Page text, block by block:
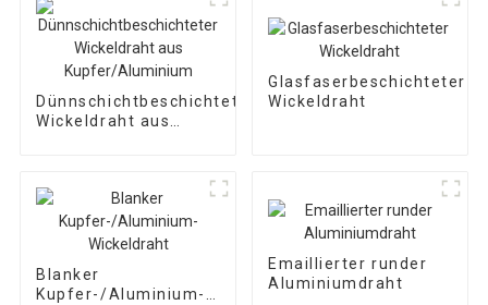
Dünnschichtbeschichteter
Wickeldraht aus
Glasfaserbeschichteter
Wickeldraht
Blanker
Kupfer-/Aluminium-
Emaillierter runder
Aluminiumdraht